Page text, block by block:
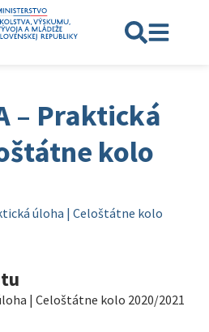
– Praktická
kolo
úloha | Celoštátne kolo
| Celoštátne kolo 2020/2021